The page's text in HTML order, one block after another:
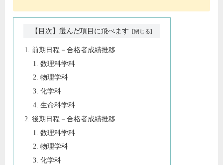
【目次】選んだ項目に飛べます
前期日程－合格者成績推移
数理科学科
物理学科
化学科
生命科学科
後期日程－合格者成績推移
数理科学科
物理学科
化学科